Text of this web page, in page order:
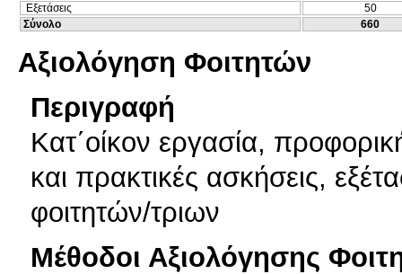
Εξετάσεις
50
Σύνολο
660
Αξιολόγηση Φοιτητών
Περιγραφή
Κατ΄οίκον εργασία,
και πρακτικές ασκήσεις,
φοιτητών/τριων
Μέθοδοι Αξιολόγησης